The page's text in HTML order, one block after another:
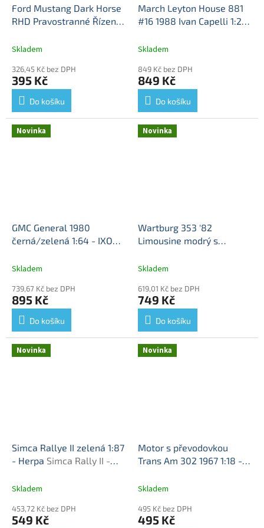
Ford Mustang Dark Horse
RHD Pravostranné Řízení
Mustang - kovový model
Skladem
326,45 Kč bez DPH
395 Kč
Do košíku
March Leyton House 881
#16 1988 Ivan Capelli 1:24
March 881 - kovový model
Skladem
849 Kč bez DPH
849 Kč
Do košíku
Novinka
GMC General 1980
černá/zelená 1:64 - IXO
kovový model
Skladem
739,67 Kč bez DPH
895 Kč
Do košíku
Novinka
Wartburg 353 '82
Limousine modrý s
HerpaWartburg 353 +
Skladem
619,01 Kč bez DPH
749 Kč
Do košíku
Novinka
Simca Rallye II zelená 1:87
- Herpa Simca Rally II -
Skladem
453,72 Kč bez DPH
549 Kč
Novinka
Motor s převodovkou
Trans Am 302 1967 1:18 -
Skladem
495 Kč bez DPH
495 Kč